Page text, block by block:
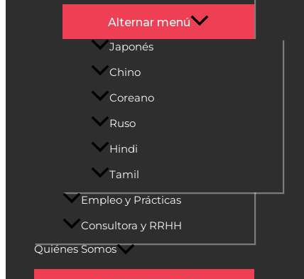
Alternar menú
Japonés
Chino
Coreano
Ruso
Hindi
Tamil
Empleo y Prácticas
Consultora y RRHH
Quiénes Somos